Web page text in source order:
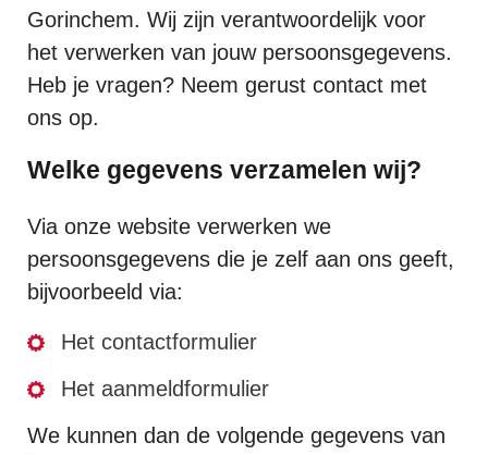
Gorinchem. Wij zijn verantwoordelijk voor
het verwerken van jouw persoonsgegevens.
Heb je vragen? Neem gerust contact met
ons op.
Welke gegevens verzamelen wij?
Via onze website verwerken we
persoonsgegevens die je zelf aan ons geeft,
bijvoorbeeld via:
Het contactformulier
Het aanmeldformulier
We kunnen dan de volgende gegevens van